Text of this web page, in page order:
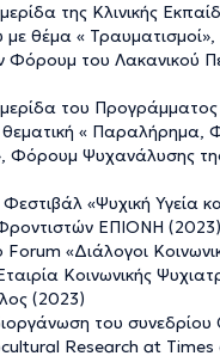
της Κλινικής
με θέμα «
του Λακανικού
του Προγράμματος
θεματική « Παραλήρημα,
Φόρουμ Ψυχανάλυσης
«Ψυχική Υγεία
ΕΠΙΟΝΗ (2023)
«Διάλογοι
Κοινωνικής
(2023)
του
Research at